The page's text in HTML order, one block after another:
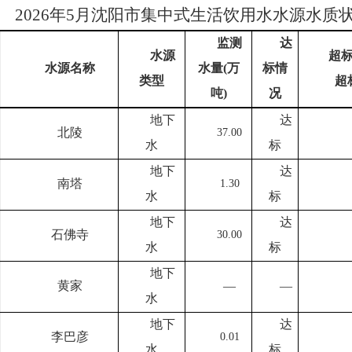
2026年5月沈阳市集中式生活饮用水水源水质
水源名称
水源
类型
监测
水量(万
吨)
达
标情
况
超
超
北陵
地下
水
37.00
达
标
南塔
地下
水
1.30
达
标
石佛寺
地下
水
30.00
达
标
黄家
地下
水
— —
李巴彦
地下
水
0.01
达
标